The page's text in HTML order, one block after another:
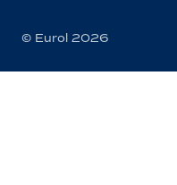
© Eurol 2026